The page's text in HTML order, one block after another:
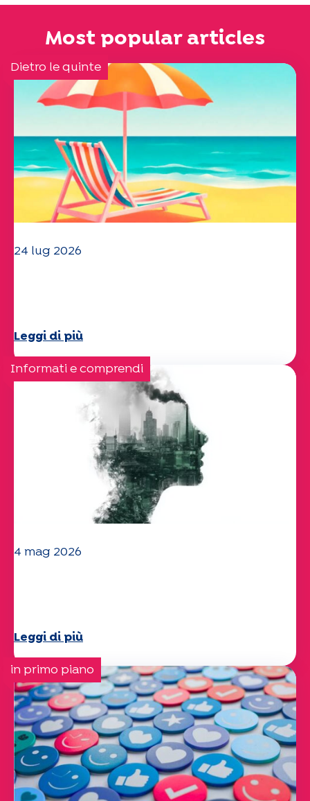
Most popular articles
Dietro le quinte
24 lug 2026
Leggi di più
Informati e comprendi
4 mag 2026
Leggi di più
in primo piano